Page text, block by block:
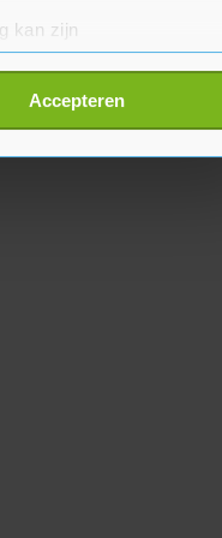
kan zijn
detailgedeelte
cookiepagina kun je
Accepteren